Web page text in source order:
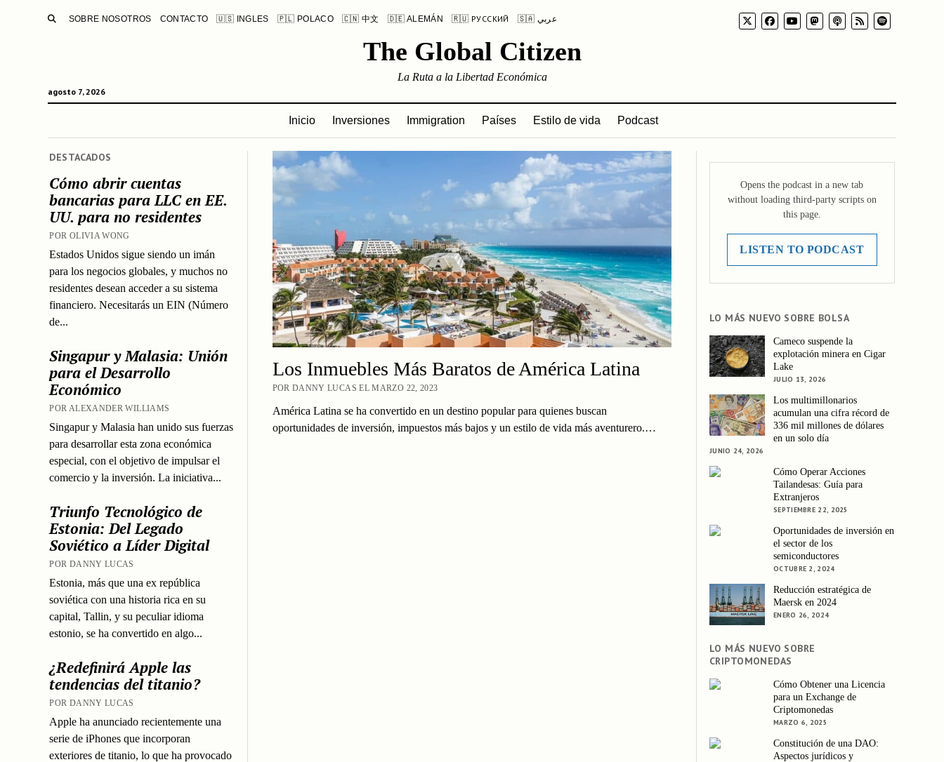
BUSCAR
SOBRE NOSOTROS CONTACTO 🇺🇸 INGLES 🇵🇱 POLACO 🇨🇳 中文 🇩🇪 ALEMÁN 🇷🇺 РУССКИЙ 🇸🇦 عربي
The Global Citizen
agosto 7, 2026
La Ruta a la Libertad Económica
Inicio Inversiones Immigration Países Estilo de vida Podcast
DESTACADOS
Cómo abrir cuentas
bancarias para LLC en EE.
UU. para no residentes
POR OLIVIA WONG
Estados Unidos sigue siendo un imán
para los negocios globales, y muchos no
residentes desean acceder a su sistema
financiero. Necesitarás un EIN (Número
de...
Singapur y Malasia: Unión
para el Desarrollo
Económico
POR ALEXANDER WILLIAMS
Singapur y Malasia han unido sus fuerzas
para desarrollar esta zona económica
especial, con el objetivo de impulsar el
comercio y la inversión. La iniciativa...
Triunfo Tecnológico de
Estonia: Del Legado
Soviético a Líder Digital
POR DANNY LUCAS
Estonia, más que una ex república
soviética con una historia rica en su
capital, Tallin, y su peculiar idioma
estonio, se ha convertido en algo...
¿Redefinirá Apple las
tendencias del titanio?
POR DANNY LUCAS
Apple ha anunciado recientemente una
serie de iPhones que incorporan
exteriores de titanio, lo que ha provocado
Los Inmuebles Más Baratos de América Latina
POR DANNY LUCAS EL MARZO 22, 2023
América Latina se ha convertido en un destino popular para quienes buscan
oportunidades de inversión, impuestos más bajos y un estilo de vida más aventurero.…
Opens the podcast in a new tab
without loading third-party scripts on
this page.
LISTEN TO PODCAST
LO MÁS NUEVO SOBRE BOLSA
Cameco suspende la
explotación minera en Cigar
Lake
JULIO 13, 2026
Los multimillonarios
acumulan una cifra récord de
336 mil millones de dólares
en un solo día
JUNIO 24, 2026
Cómo Operar Acciones
Tailandesas: Guía para
Extranjeros
SEPTIEMBRE 22, 2025
Oportunidades de inversión en
el sector de los
semiconductores
OCTUBRE 2, 2024
Reducción estratégica de
Maersk en 2024
ENERO 26, 2024
LO MÁS NUEVO SOBRE
CRIPTOMONEDAS
Cómo Obtener una Licencia
para un Exchange de
Criptomonedas
MARZO 6, 2025
Constitución de una DAO:
Aspectos jurídicos y